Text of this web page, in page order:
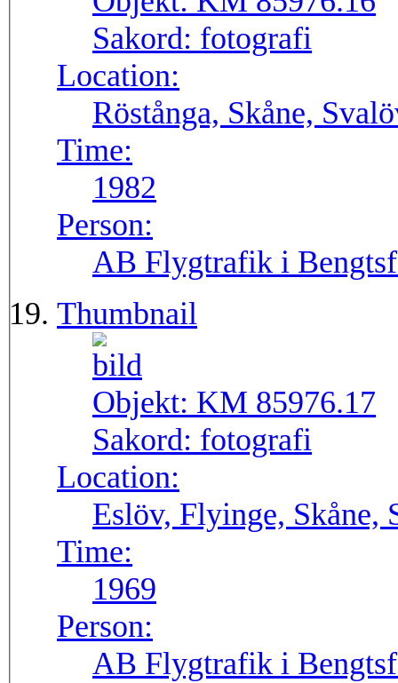
Sakord: fotografi
Location:
Röstånga, Skåne,
Time:
1982
Person:
AB Flygtrafik i
Thumbnail
Objekt: KM 85976.17
Sakord: fotografi
Location:
Eslöv, Flyinge, Skåne,
Time:
1969
Person:
AB Flygtrafik i